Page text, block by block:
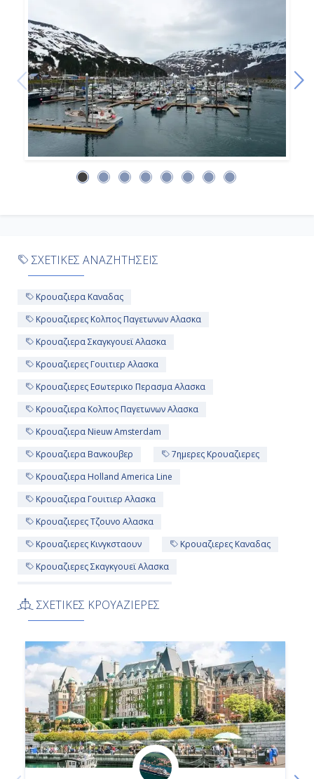
-
ΣΧΕΤΙΚΕΣ ΑΝΑΖΗΤΗΣΕΙΣ
Κρουαζιερα Καναδας
Κρουαζιερες Κολπος Παγετωνων Αλασκα
Κρουαζιερα Σκαγκγουεϊ Αλασκα
Κρουαζιερες Γουιτιερ Αλασκα
Κρουαζιερες Εσωτερικο Περασμα Αλασκα
Κρουαζιερα Κολπος Παγετωνων Αλασκα
Κρουαζιερα Nieuw Amsterdam
Κρουαζιερα Βανκουβερ
7ημερες Κρουαζιερες
Κρουαζιερα Holland America Line
Κρουαζιερα Γουιτιερ Αλασκα
Κρουαζιερες Τζουνο Αλασκα
Κρουαζιερες Κινγκσταουν
Κρουαζιερες Καναδας
Κρουαζιερες Σκαγκγουεϊ Αλασκα
Κρουαζιερα Κολπος Παγετωνα Χουμπαρντ Αλασκα
Κρουαζιερες Αγιος Βικεντιος και Γρεναδινες
Κρουαζιερα Κινγκσταουν
Κρουαζιερες Βανκουβερ
Κρουαζιερα Εσωτερικο Περασμα Αλασκα
Κρουαζιερες Η Π Α
Κρουαζιερα Η Π Α
Κρουαζιερες Holland America Line
Κρουαζιερα Αγιος Βικεντιος και Γρεναδινες
ΣΧΕΤΙΚΕΣ ΚΡΟΥΑΖΙΕΡΕΣ